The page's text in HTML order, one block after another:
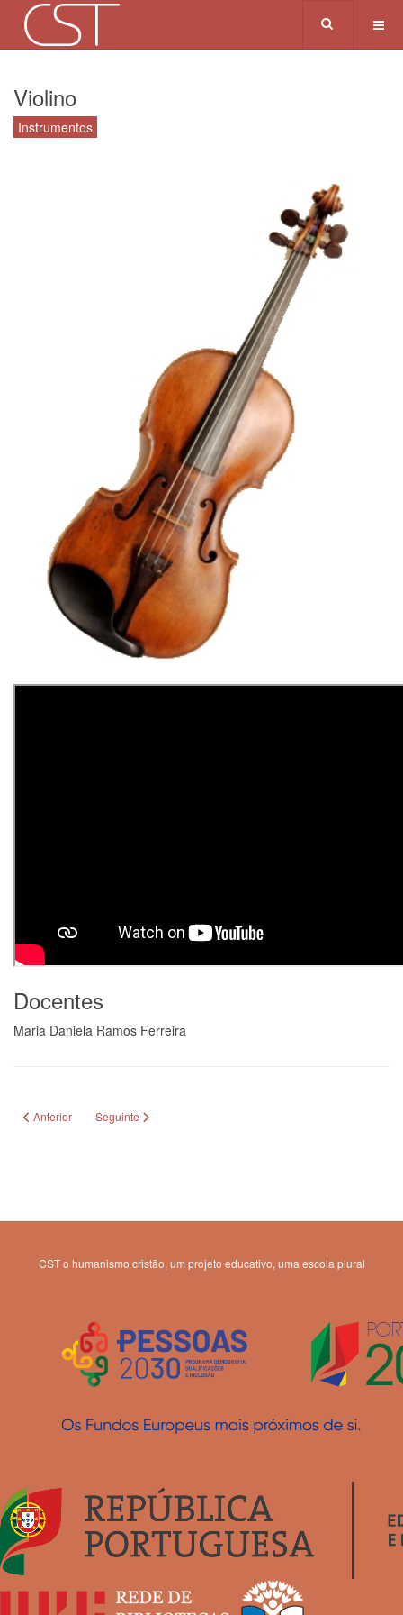
Violino
Instrumentos
Docentes
Maria Daniela Ramos Ferreira
Artigo anterior: Violeta
Anterior Artigo seguinte: Violoncelo
Seguinte
CST o humanismo cristão, um projeto educativo, uma escola plural